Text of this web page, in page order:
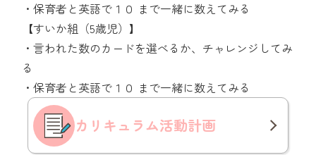
・保育者と英語で１０ まで一緒に数えてみる
【すいか組（5歳児）】
・言われた数のカードを選べるか、チャレンジしてみ
る
・保育者と英語で１０ まで一緒に数えてみる
カリキュラム活動計画